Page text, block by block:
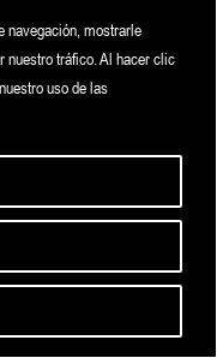
navegación, mostrarle
nuestro tráfico. Al hacer clic
uso de las
ARCHIVE CONTACT